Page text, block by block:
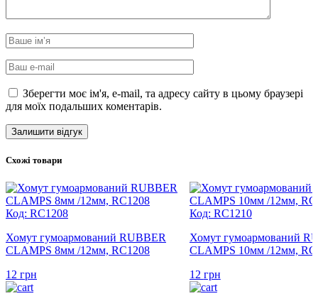
Зберегти моє ім'я, e-mail, та адресу сайту в цьому браузері
для моїх подальших коментарів.
Схожі товари
Код: RC1208
Хомут гумоармований RUBBER
CLAMPS 8мм /12мм, RC1208
12 грн
Код: RC1210
Хомут гумоармований
CLAMPS 10мм /12мм,
12 грн